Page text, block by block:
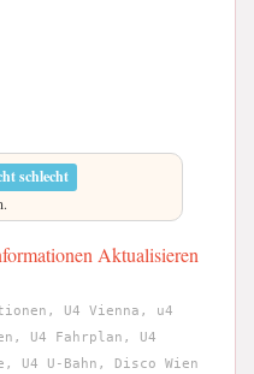
schlecht
Aktualisieren
U4 Vienna, u4
U4 Fahrplan, U4
U4 U-Bahn, Disco Wien